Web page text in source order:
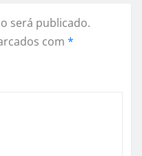
será publicado.
com *